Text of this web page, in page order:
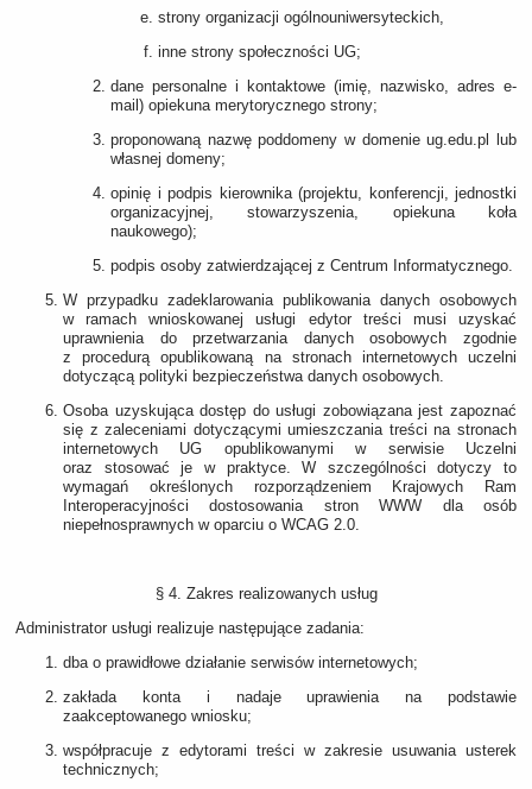
strony organizacji ogólnouniwersyteckich,
inne strony społeczności UG;
dane personalne i kontaktowe (imię, nazwisko, adres e-
mail) opiekuna merytorycznego strony;
proponowaną nazwę poddomeny w domenie ug.edu.pl lub
własnej domeny;
opinię i podpis kierownika (projektu, konferencji, jednostki
organizacyjnej, stowarzyszenia, opiekuna koła
naukowego);
podpis osoby zatwierdzającej z Centrum Informatycznego.
W przypadku zadeklarowania publikowania danych osobowych
w ramach wnioskowanej usługi edytor treści musi uzyskać
uprawnienia do przetwarzania danych osobowych zgodnie
z procedurą opublikowaną na stronach internetowych uczelni
dotyczącą polityki bezpieczeństwa danych osobowych.
Osoba uzyskująca dostęp do usługi zobowiązana jest zapoznać
się z zaleceniami dotyczącymi umieszczania treści na stronach
internetowych UG opublikowanymi w serwisie Uczelni
oraz stosować je w praktyce. W szczególności dotyczy to
wymagań określonych rozporządzeniem Krajowych Ram
Interoperacyjności dostosowania stron WWW dla osób
niepełnosprawnych w oparciu o WCAG 2.0.
§ 4. Zakres realizowanych usług
Administrator usługi realizuje następujące zadania:
dba o prawidłowe działanie serwisów internetowych;
zakłada konta i nadaje uprawienia na podstawie
zaakceptowanego wniosku;
współpracuje z edytorami treści w zakresie usuwania usterek
technicznych;